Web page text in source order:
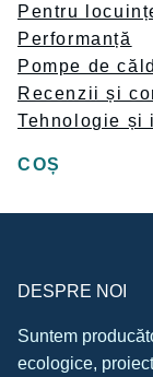
Pentru
Performanță
Pompe de
Recenzii și
Tehnologie și
COȘ
DESPRE NOI
Suntem
ecologice,